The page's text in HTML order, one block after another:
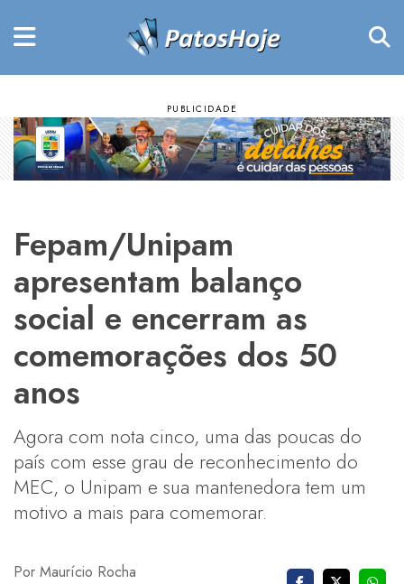
Fepam/Unipam
apresentam balanço
social e encerram as
comemorações dos 50
anos
Agora com nota cinco, uma das poucas do
país com esse grau de reconhecimento do
MEC, o Unipam e sua mantenedora tem um
motivo a mais para comemorar.
Por Maurício Rocha